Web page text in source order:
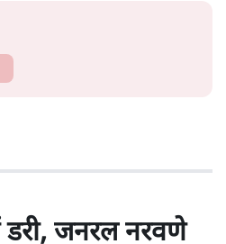
डरी, जनरल नरवणे